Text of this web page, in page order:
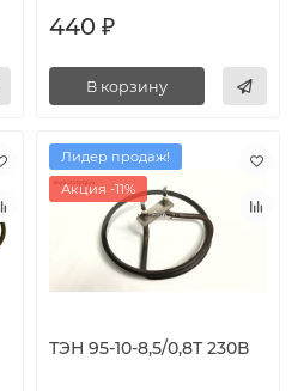
440 ₽
В корзину
Лидер продаж!
Акция -11%
ТЭН 95-10-8,5/0,8Т 230В